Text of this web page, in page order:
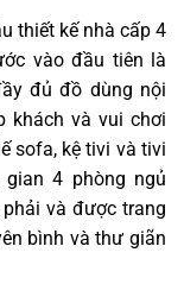
thiết kế nhà cấp 4
vào đầu tiên là
đủ đồ dùng nội
khách và vui chơi
sofa, kệ tivi và tivi
4 phòng ngủ
và được trang
bình và thư giãn